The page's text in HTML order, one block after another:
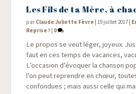
Les Fils de ta Mère, à
par Claude Juliette Fèvre | 19 juillet 2017 |
Reprise ! | 0
Le pro­pos se veut léger, joyeux.
faut en ces temps de vacances,
L’occasion d’évoquer la chan­son
l’on peut reprendre en chœur,
confon­dues ; mais aus­si celle qui